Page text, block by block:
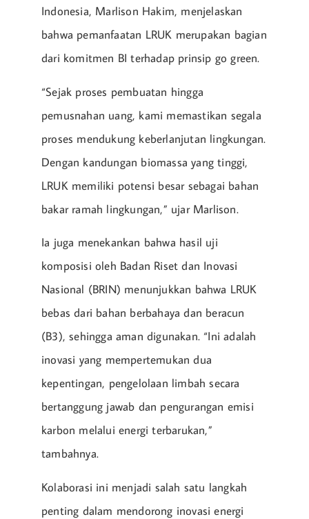
Indonesia, Marlison Hakim, menjelaskan
bahwa pemanfaatan LRUK merupakan bagian
dari komitmen BI terhadap prinsip go green.
“Sejak proses pembuatan hingga
pemusnahan uang, kami memastikan segala
proses mendukung keberlanjutan lingkungan.
Dengan kandungan biomassa yang tinggi,
LRUK memiliki potensi besar sebagai bahan
bakar ramah lingkungan,” ujar Marlison.
Ia juga menekankan bahwa hasil uji
komposisi oleh Badan Riset dan Inovasi
Nasional (BRIN) menunjukkan bahwa LRUK
bebas dari bahan berbahaya dan beracun
(B3), sehingga aman digunakan. “Ini adalah
inovasi yang mempertemukan dua
kepentingan, pengelolaan limbah secara
bertanggung jawab dan pengurangan emisi
karbon melalui energi terbarukan,”
tambahnya.
Kolaborasi ini menjadi salah satu langkah
penting dalam mendorong inovasi energi